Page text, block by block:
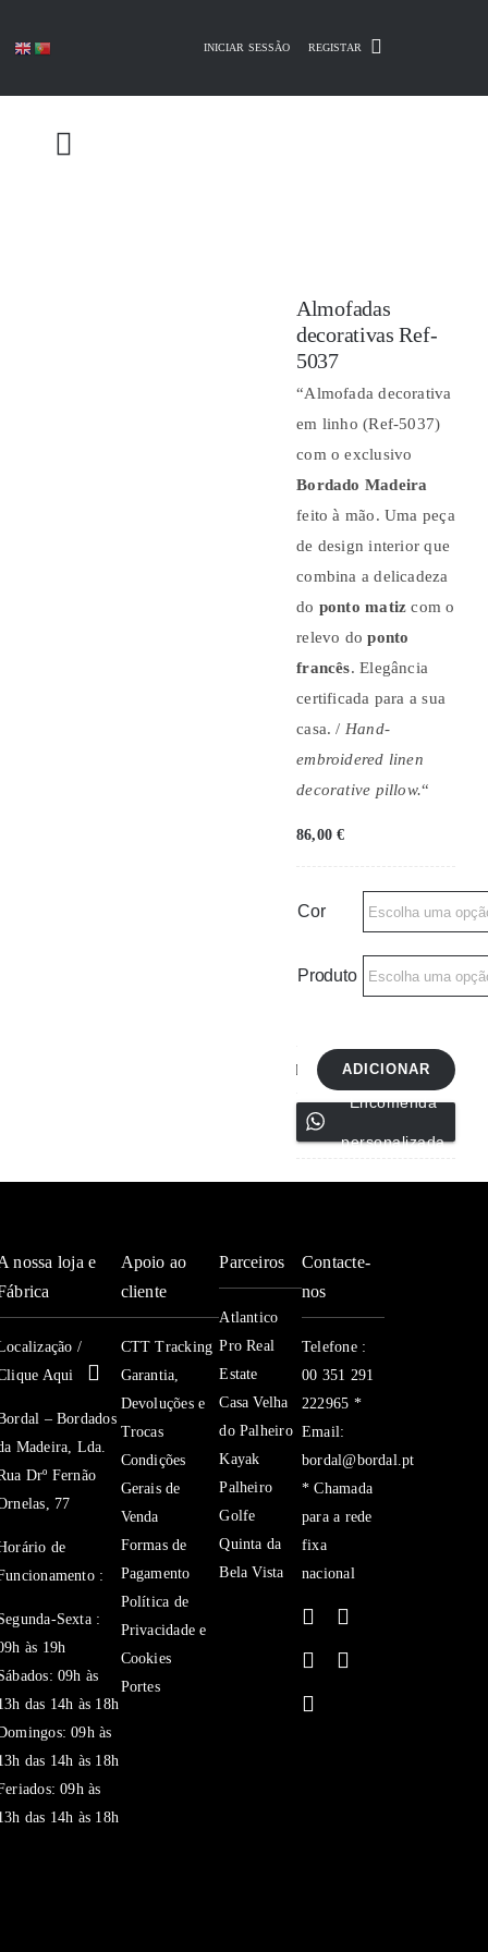
INICIAR SESSÃO REGISTAR
Almofadas
decorativas Ref-
5037
“Almofada decorativa
em linho (Ref-5037)
com o exclusivo
Bordado Madeira
feito à mão. Uma peça
de design interior que
combina a delicadeza
do ponto matiz com o
relevo doponto
francês. Elegância
certificada para a sua
casa. / Hand-
embroidered linen
decorative pillow.“
86,00€
Cor
Produto
Quantidade
de
Almofadas
ADICIONAR
Encomenda
personalizada
nossa loja e
/
Aqui
– Bordados
Madeira, Lda.
Drº Fernão
77
de
:
Sexta :
às 19h
09h às
das 14h às 18h
09h às
das 14h às 18h
09h às
das 14h às 18h
Apoio ao
cliente
CTT Tracking
Garantia,
Devoluções e
Trocas
Condições
Gerais de
Venda
Formas de
Pagamento
Política de
Privacidade e
Cookies
Portes
Parceiros
Atlantico
Pro Real
Estate
Casa Velha
do Palheiro
Kayak
Palheiro
Golfe
Quinta da
Bela Vista
Contacte-
nos
Telefone :
00 351 291
222965 *
Email:
bordal@bordal.pt
* Chamada
para a rede
fixa
nacional